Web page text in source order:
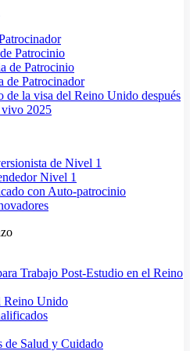
Patrocinio
de Patrocinio
de Patrocinador
de la visa del Reino Unido después
vivo 2025
de Nivel 1
Nivel 1
con Auto-patrocinio
Trabajo Post-Estudio en el Reino
Reino Unido
de Salud y Cuidado